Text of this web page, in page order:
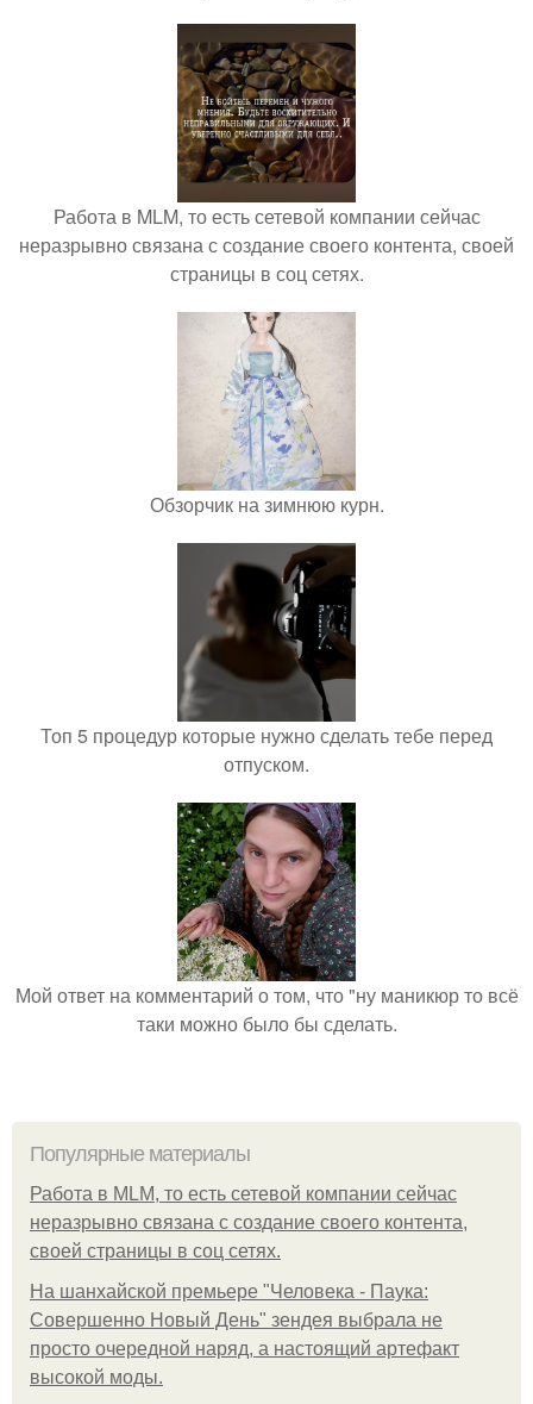
Работа в MLM, то есть сетевой компании сейчас
неразрывно связана с создание своего контента, своей
страницы в соц сетях.
Обзорчик на зимнюю курн.
Топ 5 процедур которые нужно сделать тебе перед
отпуском.
Мой ответ на комментарий о том, что "ну маникюр то всё
таки можно было бы сделать.
Популярные материалы
Работа в MLM, то есть сетевой компании сейчас
неразрывно связана с создание своего контента,
своей страницы в соц сетях.
На шанхайской премьере "Человека - Паука:
Совершенно Новый День" зендея выбрала не
просто очередной наряд, а настоящий артефакт
высокой моды.